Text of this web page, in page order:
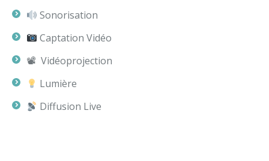
Sonorisation
Captation Vidéo
📽 Vidéoprojection
Lumière
Diffusion Live